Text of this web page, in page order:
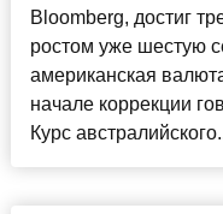
Bloomberg, достиг
ростом уже шестую
американская
начале коррекции
Курс